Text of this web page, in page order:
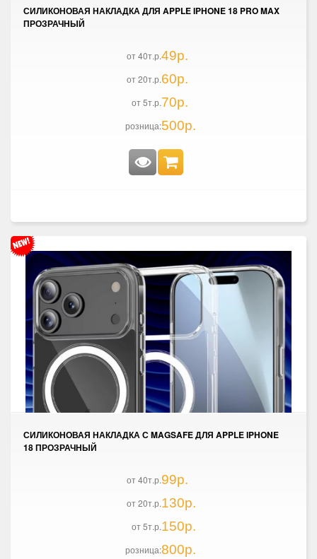
СИЛИКОНОВАЯ НАКЛАДКА ДЛЯ APPLE IPHONE 18 PRO MAX
ПРОЗРАЧНЫЙ
от 40т.р.49р.
от 20т.р.60р.
от 5т.р.70р.
розница:500р.
СИЛИКОНОВАЯ НАКЛАДКА С MAGSAFE ДЛЯ APPLE IPHONE
18 ПРОЗРАЧНЫЙ
от 40т.р.99р.
от 20т.р.130р.
от 5т.р.150р.
розница:800р.